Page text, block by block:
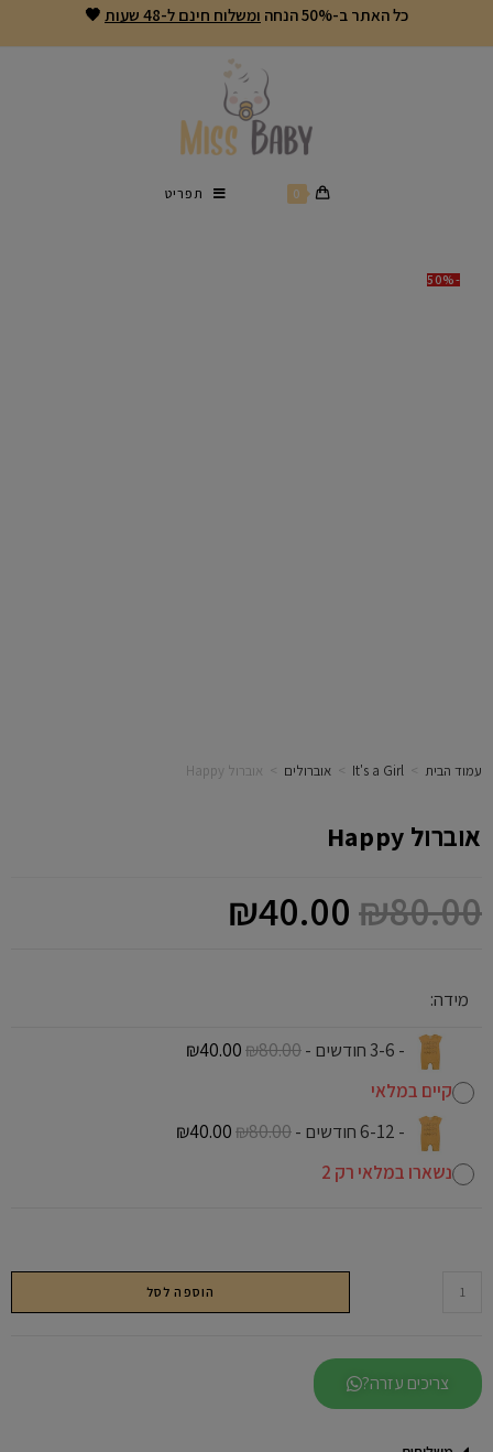
כל האתר ב-50% הנחה ומשלוח חינם ל-48 שעות 🖤
0 תפריט
-50%
עמוד הבית >
It's a Girl
> אוברולים > אוברול Happy
אוברול Happy
₪80.00
₪40.00
מידה:
- 3-6 חודשים -
₪80.00
₪40.00
קיים במלאי
- 6-12 חודשים -
₪80.00
₪40.00
נשארו במלאי רק 2
הוספה לסל
צריכים עזרה?